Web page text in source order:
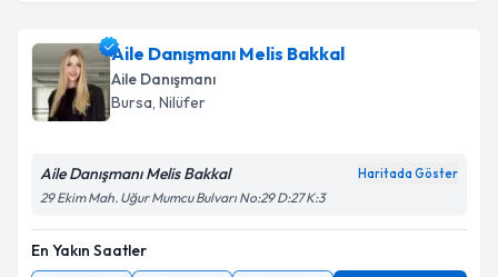
Aile Danışmanı Melis Bakkal
Aile Danışmanı
Bursa, Nilüfer
Aile Danışmanı Melis Bakkal Haritada Göster
29 Ekim Mah. Uğur Mumcu Bulvarı No:29 D:27 K:3
En Yakın Saatler